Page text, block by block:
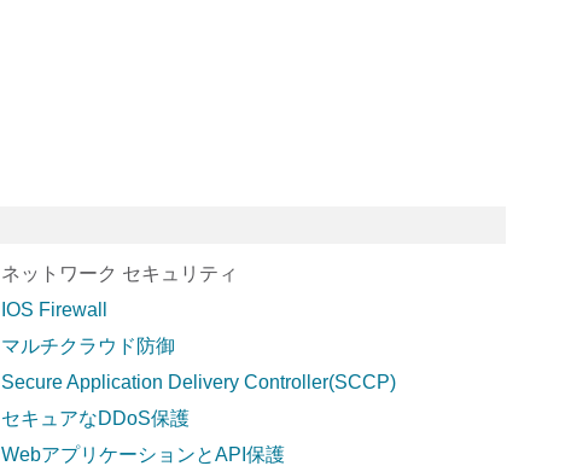
ネットワーク セキュリティ
IOS Firewall
マルチクラウド防御
Secure Application Delivery Controller(SCCP)
セキュアなDDoS保護
WebアプリケーションとAPI保護